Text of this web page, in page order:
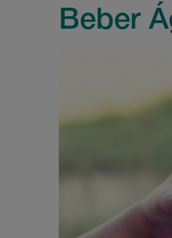
Beber